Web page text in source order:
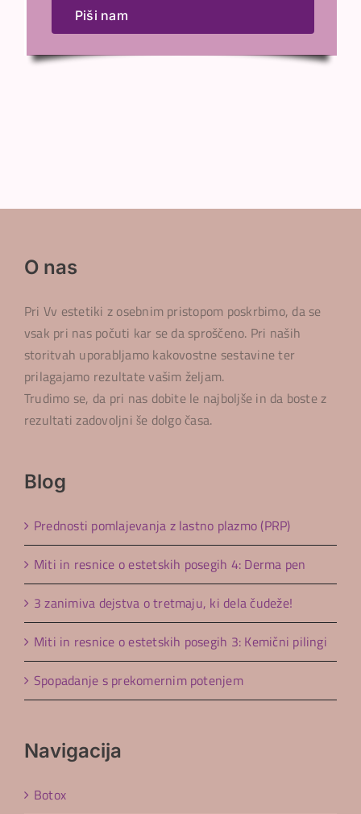
Piši nam
O nas
Pri Vv estetiki z osebnim pristopom poskrbimo, da se
vsak pri nas počuti kar se da sproščeno. Pri naših
storitvah uporabljamo kakovostne sestavine ter
prilagajamo rezultate vašim željam.
Trudimo se, da pri nas dobite le najboljše in da boste z
rezultati zadovoljni še dolgo časa.
Blog
Prednosti pomlajevanja z lastno plazmo (PRP)
Miti in resnice o estetskih posegih 4: Derma pen
3 zanimiva dejstva o tretmaju, ki dela čudeže!
Miti in resnice o estetskih posegih 3: Kemični pilingi
Spopadanje s prekomernim potenjem
Navigacija
Botox